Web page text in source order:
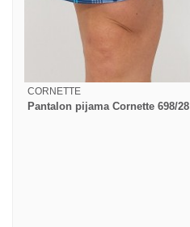
CORNETTE
Pantalon pijama Cornette 698/28